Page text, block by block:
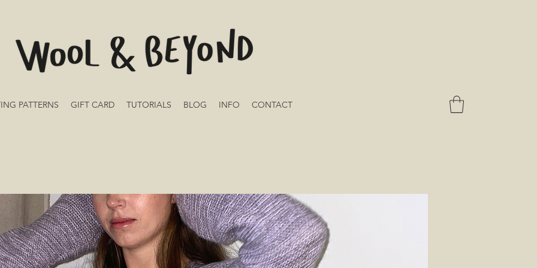
PATTERNS GIFT CARD TUTORIALS BLOG INFO CONTACT